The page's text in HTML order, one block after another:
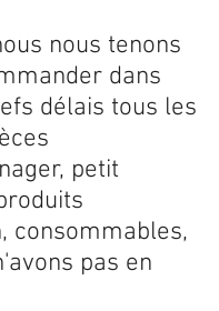
nous tenons
dans
délais tous les
petit
consommables,
pas en